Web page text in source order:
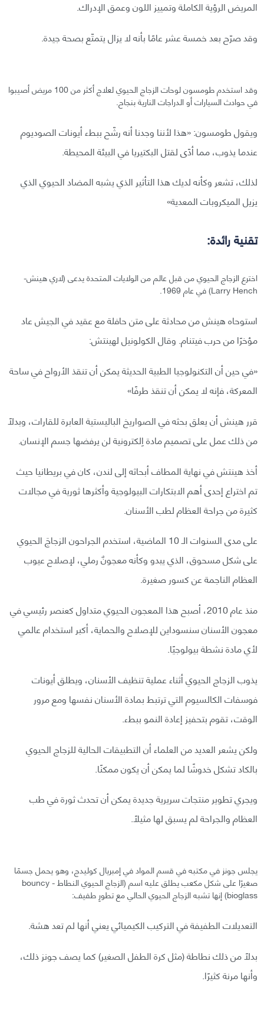
المريض الرؤية الكاملة وتمييز اللون وعمق الإدراك.
وقد صرّح بعد خمسة عشر عامًا بأنه لا يزال يتمتّع بصحة جيدة.
وقد استخدم طومسون لوحات الزجاج الحيوي لعلاج أكثر من 100 مريض أصيبوا
في حوادث السيارات أو الدراجات النارية بنجاح.
ويقول طومسون: «هذا لأننا وجدنا أنه رشّح ببطء أيونات الصوديوم
عندما يذوب، مما أدّى لقتل البكتيريا في البيئة المحيطة.
لذلك، تشعر وكأنه لديك هذا التأثير الذي يشبه المضاد الحيوي الذي
يزيل الميكروبات المعدية»
تقنية رائدة:
اخترع الزجاج الحيوي من قبل عالم من الولايات المتحدة يدعى (لاري هينش-
Larry Hench) في عام 1969.
استوحاه هينش من محادثة على متن حافلة مع عقيد في الجيش عاد
مؤخرًا من حرب فيتنام. وقال الكولونيل لهينتش:
«في حين أن التكنولوجيا الطبية الحديثة يمكن أن تنقذ الأرواح في ساحة
المعركة، فإنه لا يمكن أن تنقذ طرفًا»
قرر هينش أن يعلق بحثه في الصواريخ الباليستية العابرة للقارات، وبدلًا
من ذلك عمل على تصميم مادة اِلكترونية لن يرفضها جسم الإنسان.
أخذ هينتش في نهاية المطاف أبحاثه إلى لندن، كان في بريطانيا حيث
تم اختراع إحدى أهم الابتكارات البيولوجية وأكثرها ثورية في مجالات
كثيرة من جراحة العظام لطب الأسنان.
على مدى السنوات الـ 10 الماضية، استخدم الجراحون الزجاجَ الحيوي
على شكل مسحوق، الذي يبدو وكأنه معجونٌ رملي، لإصلاح عيوب
العظام الناجمة عن كسور صغيرة.
منذ عام 2010، أصبح هذا المعجون الحيوي متداول كعنصر رئيسي في
معجون الأسنان سنسوداين للإصلاح والحماية، أكبر استخدام عالمي
لأي مادة نشطة بيولوجيًا.
يذوب الزجاج الحيوي أثناء عملية تنظيف الأسنان، ويطلق أيونات
فوسفات الكالسيوم التي ترتبط بمادة الأسنان نفسها ومع مرور
الوقت، تقوم بتحفيز إعادة النمو ببطء.
ولكن يشعر العديد من العلماء أن التطبيقات الحالية للزجاج الحيوي
بالكاد تشكل خدوشًا لما يمكن أن يكون ممكنًا.
ويجري تطوير منتجات سريرية جديدة يمكن أن تحدث ثورة في طب
العظام والجراحة لم يسبق لها مثيلًا.
يجلس جونز في مكتبه في قسم المواد في إمبريال كوليدج، وهو يحمل جسمًا
صغيرًا على شكل مكعب يطلق عليه اسم (الزجاج الحيوي النطاط - bouncy
bioglass) إنها تشبه الزجاج الحيوي الحالي مع تطورٍ طفيف:
التعديلات الطفيفة في التركيب الكيميائي يعني أنها لم تعد هشة.
بدلًا من ذلك نطاطة (مثل كرة الطفل الصغير) كما يصف جونز ذلك،
وأنها مرنة كثيرًا.